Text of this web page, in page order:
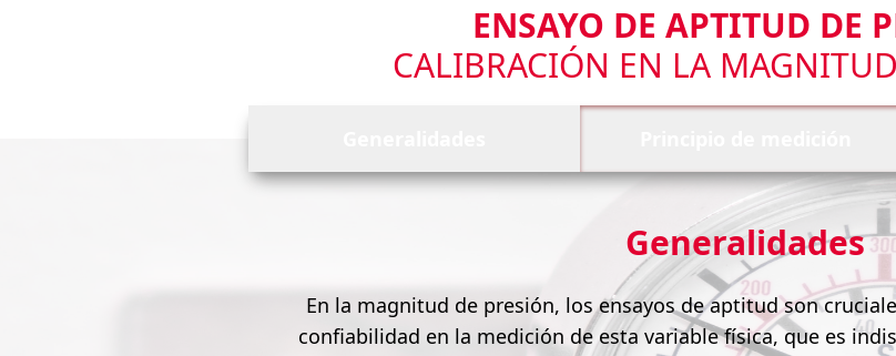
ENSAYO DE APTITUD DE
CALIBRACIÓN EN LA
Generalidades
En la magnitud de presión, los ensayos de aptitud son
confiabilidad en la medición de esta variable física, que es